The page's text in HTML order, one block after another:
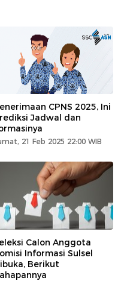
CPNS 2025, Ini
Jadwal dan
21 Feb 2025 22:00 WIB
Calon Anggota
Informasi Sulsel
Berikut